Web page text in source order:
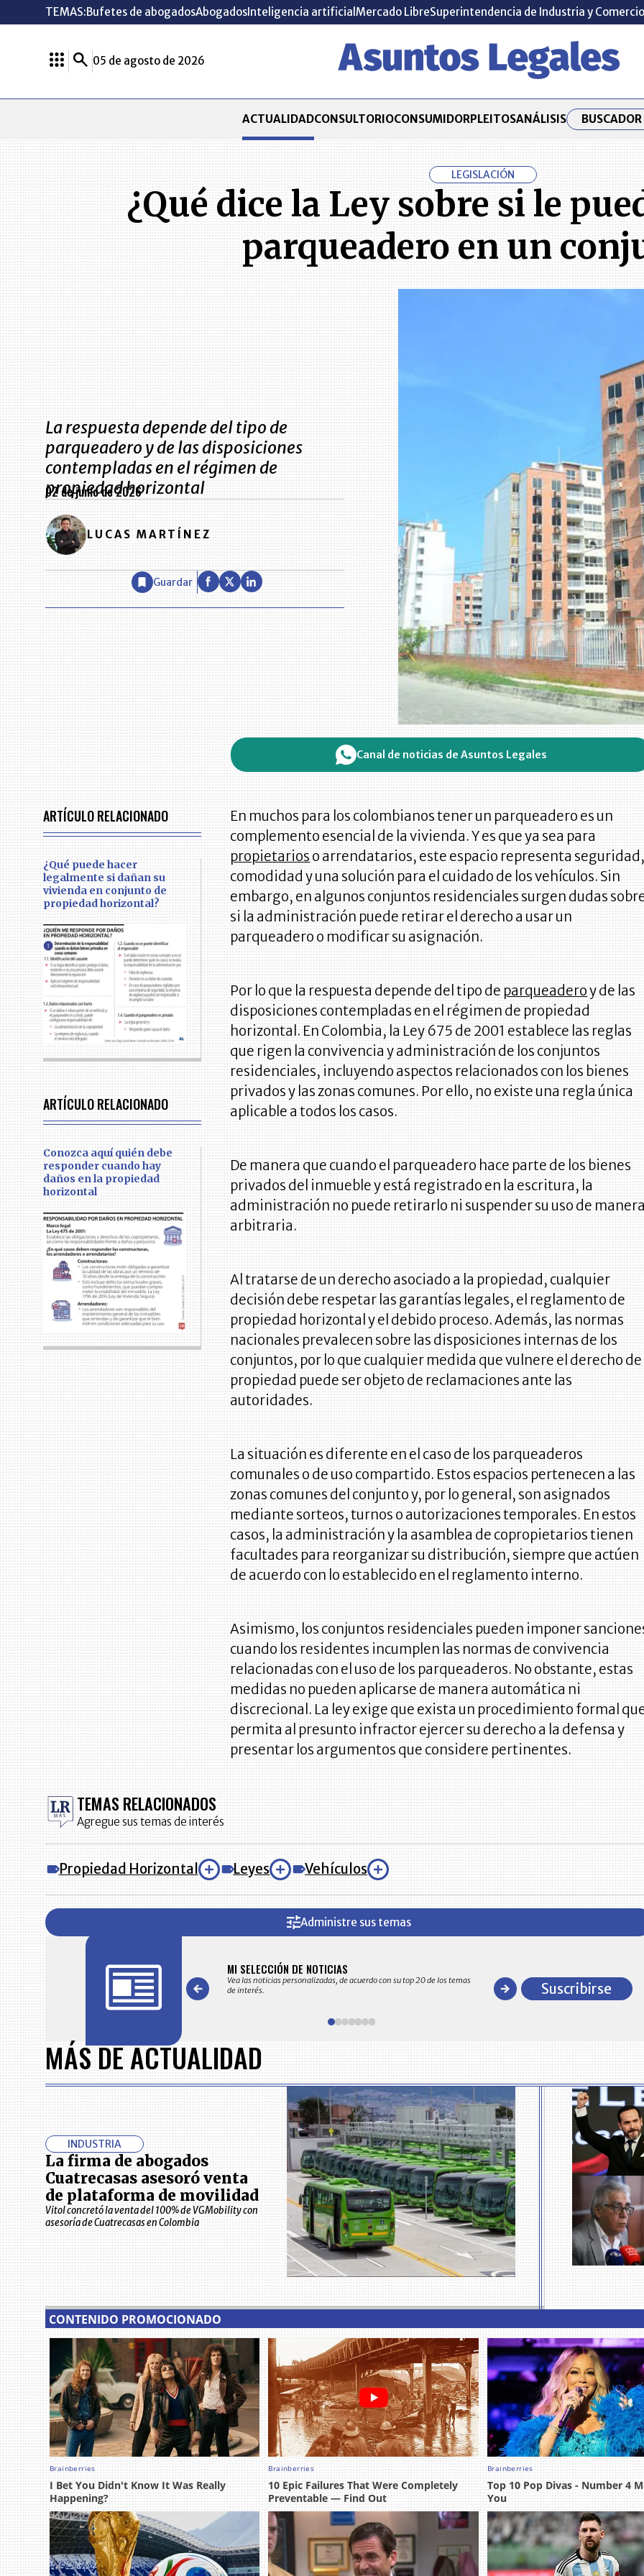
TEMAS:Bufetes de abogadosAbogadosInteligencia artificial Mercado LibreSuperintendencia de Industria y Comercio
05 de agosto de 2026
ACTUALIDADCONSULTORIOCONSUMIDORPLEITOSANÁLISIS
LEGISLACIÓN
¿Qué dice la Ley sobre si le
parqueadero en un
La respuesta depende del tipo de
parqueadero y de las disposiciones
contempladas en el régimen de
propiedad horizontal
02 de junio de 2026
LUCAS MARTÍNEZ
Guardar
Canal de noticias de Asuntos Legales
ARTÍCULO RELACIONADO
¿Qué puede hacer
legalmente si dañan su
vivienda en conjunto de
propiedad horizontal?
En muchos para los colombianos tener un parqueadero es un
complemento esencial de la vivienda. Y es que ya sea para
propietarios o arrendatarios, este espacio representa
comodidad y una solución para el cuidado de los vehículos. Sin
embargo, en algunos conjuntos residenciales surgen dudas
si la administración puede retirar el derecho a usar un
parqueadero o modificar su asignación.
ARTÍCULO RELACIONADO
Conozca aquí quién debe
responder cuando hay
daños en la propiedad
horizontal
Por lo que la respuesta depende del tipo de parqueaderoy de las
disposiciones contempladas en el régimen de propiedad
horizontal. En Colombia, la Ley 675 de 2001 establece las reglas
que rigen la convivencia y administración de los conjuntos
residenciales, incluyendo aspectos relacionados con los bienes
privados y las zonas comunes. Por ello, no existe una regla única
aplicable a todos los casos.
De manera que cuando el parqueadero hace parte de los bienes
privados del inmueble y está registrado en la escritura, la
administración no puede retirarlo ni suspender su uso de
arbitraria.
Al tratarse de un derecho asociado a la propiedad, cualquier
decisión debe respetar las garantías legales, el reglamento de
propiedad horizontal y el debido proceso. Además, las normas
nacionales prevalecen sobre las disposiciones internas de los
conjuntos, por lo que cualquier medida que vulnere el derecho de
propiedad puede ser objeto de reclamaciones ante las
autoridades.
La situación es diferente en el caso de los parqueaderos
comunales o de uso compartido. Estos espacios pertenecen a las
zonas comunes del conjunto y, por lo general, son asignados
mediante sorteos, turnos o autorizaciones temporales. En estos
casos, la administración y la asamblea de copropietarios tienen
facultades para reorganizar su distribución, siempre que actúen
de acuerdo con lo establecido en el reglamento interno.
Asimismo, los conjuntos residenciales pueden imponer
cuando los residentes incumplen las normas de convivencia
relacionadas con el uso de los parqueaderos. No obstante, estas
medidas no pueden aplicarse de manera automática ni
discrecional. La ley exige que exista un procedimiento formal
permita al presunto infractor ejercer su derecho a la defensa y
presentar los argumentos que considere pertinentes.
TEMAS RELACIONADOS
Agregue sus temas de interés
Propiedad Horizontal Leyes Vehículos
Administre sus temas
en su correo electrónico las noticias seleccionadas por nuestro
MI SELECCIÓN DE NOTICIAS
Vea las noticias personalizadas, de acuerdo con su top 20 de los temas
de interés.
comportamiento general y detallado de las
en ventas en Colombia
of
7
Suscribirse
MÁS DE ACTUALIDAD
INDUSTRIA
La firma de abogados
Cuatrecasas asesoró venta
de plataforma de movilidad
Vitol concretó la venta del 100% de VGMobility con
asesoría de Cuatrecasas en Colombia